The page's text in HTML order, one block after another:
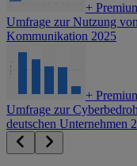
+
Umfrage zur Nutzung
Kommunikation 2025
+
Umfrage zur
deutschen Unternehmen